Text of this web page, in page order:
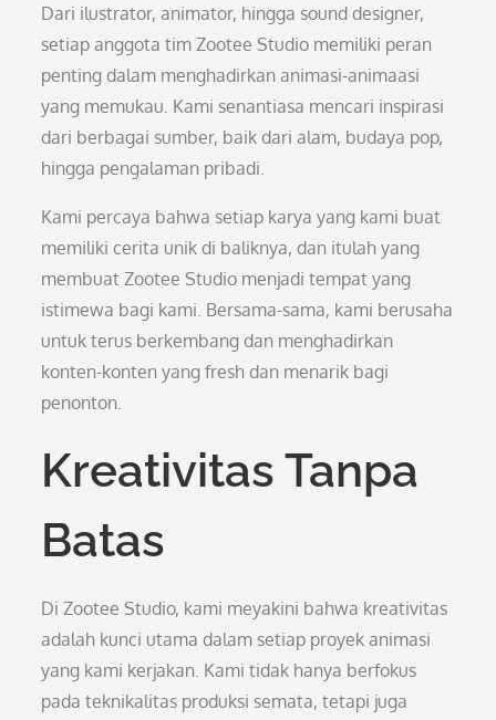
Dari ilustrator, animator, hingga sound designer,
setiap anggota tim Zootee Studio memiliki peran
penting dalam menghadirkan animasi-animaasi
yang memukau. Kami senantiasa mencari inspirasi
dari berbagai sumber, baik dari alam, budaya pop,
hingga pengalaman pribadi.
Kami percaya bahwa setiap karya yang kami buat
memiliki cerita unik di baliknya, dan itulah yang
membuat Zootee Studio menjadi tempat yang
istimewa bagi kami. Bersama-sama, kami berusaha
untuk terus berkembang dan menghadirkan
konten-konten yang fresh dan menarik bagi
penonton.
Kreativitas Tanpa
Batas
Di Zootee Studio, kami meyakini bahwa kreativitas
adalah kunci utama dalam setiap proyek animasi
yang kami kerjakan. Kami tidak hanya berfokus
pada teknikalitas produksi semata, tetapi juga